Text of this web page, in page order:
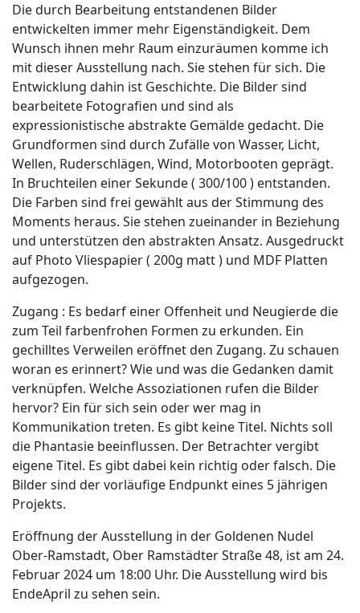
Die durch Bearbeitung entstandenen Bilder
entwickelten immer mehr Eigenständigkeit. Dem
Wunsch ihnen mehr Raum einzuräumen komme ich
mit dieser Ausstellung nach. Sie stehen für sich. Die
Entwicklung dahin ist Geschichte. Die Bilder sind
bearbeitete Fotografien und sind als
expressionistische abstrakte Gemälde gedacht. Die
Grundformen sind durch Zufälle von Wasser, Licht,
Wellen, Ruderschlägen, Wind, Motorbooten geprägt.
In Bruchteilen einer Sekunde ( 300/100 ) entstanden.
Die Farben sind frei gewählt aus der Stimmung des
Moments heraus. Sie stehen zueinander in Beziehung
und unterstützen den abstrakten Ansatz. Ausgedruckt
auf Photo Vliespapier ( 200g matt ) und MDF Platten
aufgezogen.
Zugang : Es bedarf einer Offenheit und Neugierde die
zum Teil farbenfrohen Formen zu erkunden. Ein
gechilltes Verweilen eröffnet den Zugang. Zu schauen
woran es erinnert? Wie und was die Gedanken damit
verknüpfen. Welche Assoziationen rufen die Bilder
hervor? Ein für sich sein oder wer mag in
Kommunikation treten. Es gibt keine Titel. Nichts soll
die Phantasie beeinflussen. Der Betrachter vergibt
eigene Titel. Es gibt dabei kein richtig oder falsch. Die
Bilder sind der vorläufige Endpunkt eines 5 jährigen
Projekts.
Eröffnung der Ausstellung in der Goldenen Nudel
Ober-Ramstadt, Ober Ramstädter Straße 48, ist am 24.
Februar 2024 um 18:00 Uhr. Die Ausstellung wird bis
EndeApril zu sehen sein.